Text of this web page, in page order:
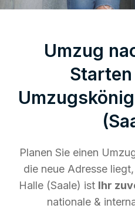
Umzug
Planen Sie einen
die neue Adresse
Halle (Saale) ist Ihr
nationale &